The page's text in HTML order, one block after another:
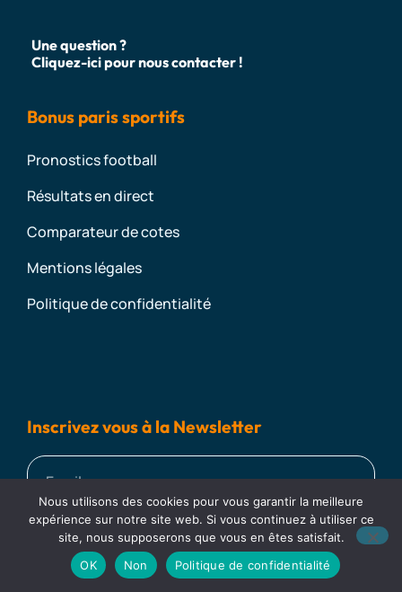
Une question ?
Cliquez-ici pour nous contacter !
Bonus paris sportifs
Pronostics football
Résultats en direct
Comparateur de cotes
Mentions légales
Politique de confidentialité
Inscrivez vous à la Newsletter
Je M'inscris !
Betsson t’offre 10 € pour essayer, SANS DÉPÔT !
Nous utilisons des cookies pour vous garantir la meilleure
expérience sur notre site web. Si vous continuez à utiliser ce
site, nous supposerons que vous en êtes satisfait.
OK
Non Politique de confidentialité